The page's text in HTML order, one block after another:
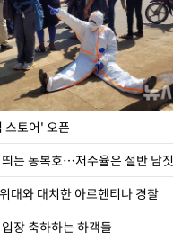
스토어' 오픈
는 동복호…저수율은 절반 남짓
대와 대치한 아르헨티나 경찰
장 축하하는 하객들